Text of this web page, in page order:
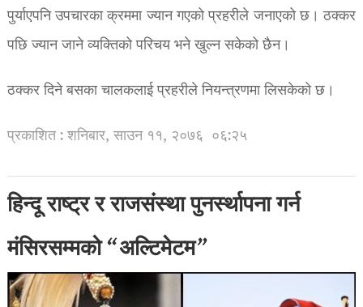
पुर्याएपनि उपचारका क्रममा ज्यान गएको प्रहरीले जनाएको छ। ठक्कर
पछि ज्यान जाने व्यक्तिको परिचय भने खुल्न सकेको छैन।
ठक्कर दिने बसका चालकलाई प्रहरीले नियन्त्रणमा लिसकेको छ।
प्रकाशित : शनिबार, साउन ११, २०७६ ०६:२५
हिन्दू राष्ट्र र राजसंस्था पुनर्स्थापना गर्न
मंसिरसम्मको “अल्टिमेटम”